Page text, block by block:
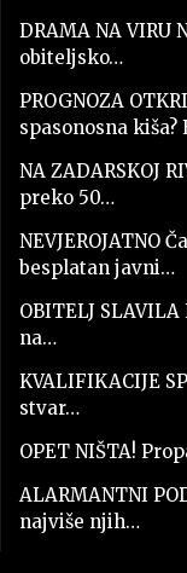
DRAMA NA
obiteljsko…
PROGNOZA
spasonosna kiša?
NA ZADARSKOJ
preko 50…
NEVJEROJATNO
besplatan javni…
OBITELJ
na…
KVALIFIKACIJE
stvar…
OPET NIŠTA!
ALARMANTNI
najviše njih…